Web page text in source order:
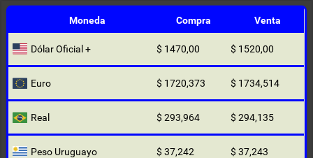
Moneda Compra Venta
Dólar Oficial + $ 1470,00 $ 1520,00
Euro $ 1720,373 $ 1734,514
Real $ 293,964 $ 294,135
Peso Uruguayo $ 37,242 $ 37,243